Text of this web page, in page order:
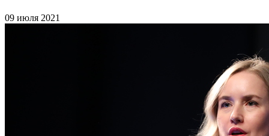
09 июля 2021